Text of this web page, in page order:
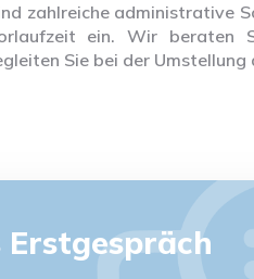
zahlreiche administrative
ein. Wir
Sie bei der Umstellung
Erstgespräch